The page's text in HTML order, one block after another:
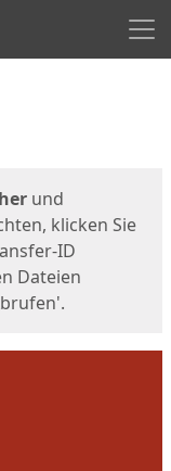
und
klicken Sie
ID
Dateien